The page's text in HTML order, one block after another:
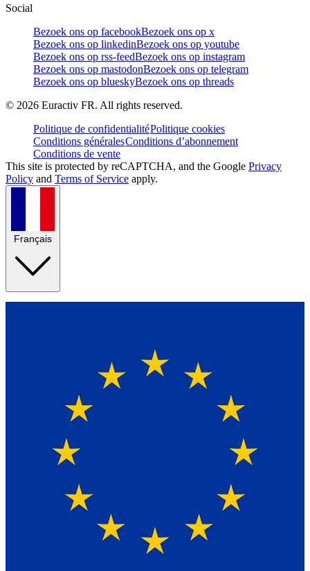
Social
Bezoek ons op facebookBezoek ons op x
Bezoek ons op linkedinBezoek ons op youtube
Bezoek ons op rss-feedBezoek ons op instagram
Bezoek ons op mastodonBezoek ons op telegram
Bezoek ons op blueskyBezoek ons op threads
© 2026 Euractiv FR. All rights reserved.
Politique de confidentialitéPolitique cookies
Conditions généralesConditions d’abonnement
Conditions de vente
This site is protected by reCAPTCHA, and the Google Privacy
Policy and Terms of Service apply.
Français